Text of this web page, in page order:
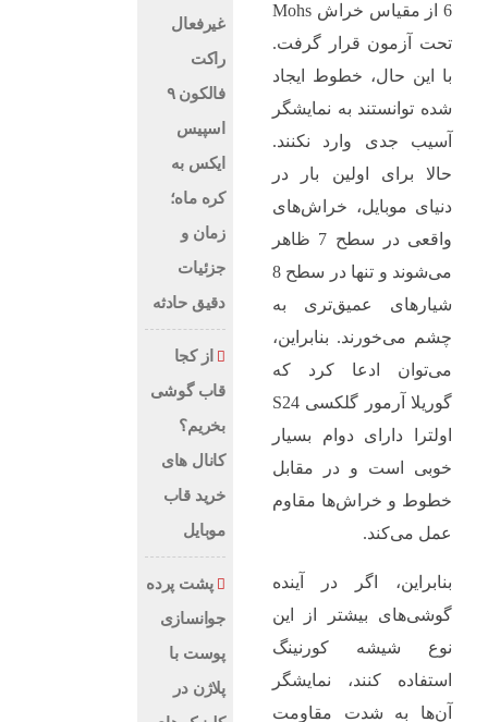
6 از مقیاس خراش Mohs
تحت آزمون قرار گرفت.
با این حال، خطوط ایجاد
شده توانستند به نمایشگر
آسیب جدی وارد نکنند.
حالا برای اولین بار در
دنیای موبایل، خراش‌های
واقعی در سطح 7 ظاهر
می‌شوند و تنها در سطح 8
شیارهای عمیق‌تری به
چشم می‌خورند. بنابراین،
می‌توان ادعا کرد که
گوریلا آرمور گلکسی S24
اولترا دارای دوام بسیار
خوبی است و در مقابل
خطوط و خراش‌ها مقاوم
عمل می‌کند.
بنابراین، اگر در آینده
گوشی‌های بیشتر از این
نوع شیشه کورنینگ
استفاده کنند، نمایشگر
آن‌ها به شدت مقاومت
غیرفعال
راکت
فالکون ۹
اسپیس
ایکس به
کره ماه؛
زمان و
جزئیات
دقیق حادثه
از کجا
قاب گوشی
بخریم؟
کانال های
خرید قاب
موبایل
پشت پرده
جوانسازی
پوست با
پلاژن در